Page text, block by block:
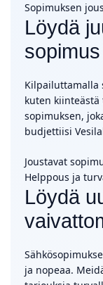
Sopimuksen
Löydä
sopimus
Kilpailuttamalla
kuten kiinteästä
sopimuksen,
budjettiisi
Joustavat
Helppous ja
Löydä
ja nopeaa.